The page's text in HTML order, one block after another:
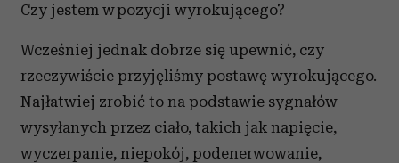
Czy jestem w pozycji wyrokującego?
Wcześniej jednak dobrze się upewnić, czy
rzeczywiście przyjęliśmy postawę wyrokującego.
Najłatwiej zrobić to na podstawie sygnałów
wysyłanych przez ciało, takich jak napięcie,
wyczerpanie, niepokój, podenerwowanie,